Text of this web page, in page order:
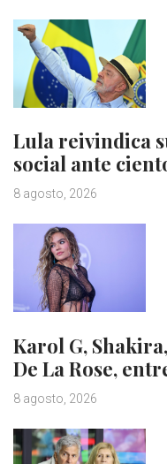
Lula reivindica
social ante
8 agosto, 2026
Karol G,
De La Rose,
8 agosto, 2026